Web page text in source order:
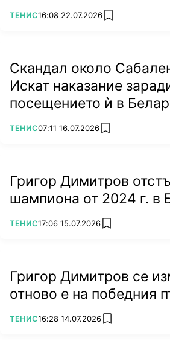
ПОВЕЧЕ ОТ
ТЕНИС16:08 22.07.2026 add favorites
Скандал около
Искат наказание
посещението ѝ в
ПОВЕЧЕ ОТ
ТЕНИС07:11 16.07.2026 add favorites
Григор Димитров
шампиона от 2024 г. в
ПОВЕЧЕ ОТ
ТЕНИС17:06 15.07.2026 add favorites
Григор Димитров се
отново е на победния
ПОВЕЧЕ ОТ
ТЕНИС16:28 14.07.2026 add favorites